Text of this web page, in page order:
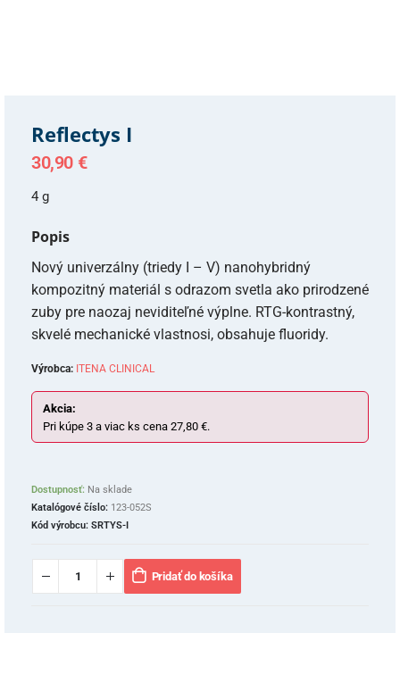
Reflectys I
30,90 €
4 g
Popis
Nový univerzálny (triedy I – V) nanohybridný
kompozitný materiál s odrazom svetla ako prirodzené
zuby pre naozaj neviditeľné výplne. RTG-kontrastný,
skvelé mechanické vlastnosi, obsahuje fluoridy.
Výrobca: ITENA CLINICAL
Akcia:
Pri kúpe 3 a viac ks cena 27,80 €.
Dostupnosť: Na sklade
Katalógové číslo: 123-052S
Kód výrobcu: SRTYS-I
Pridať do košíka